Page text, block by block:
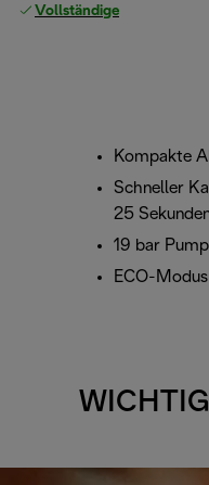
Vollständige
Kompakte
Schneller
25
19 bar
ECO-